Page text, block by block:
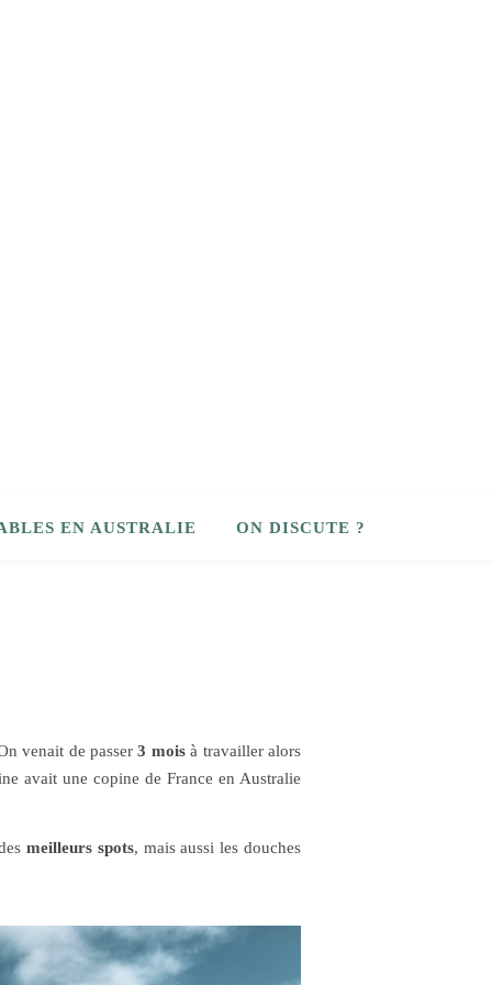
EN AUSTRALIE ON DISCUTE ?
venait de passer3 moisà travailler alors
avait une copine de France en Australie
meilleurs spots, mais aussi les douches